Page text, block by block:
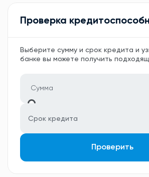
Проверка
Выберите сумму и срок кредита и
банке вы можете получить
Срок кредита
Проверить